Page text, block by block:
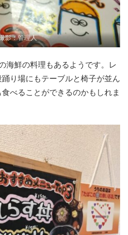
影：管理人
海鮮の料理もあるようです。レ
り場にもテーブルと椅子が並ん
べることができるのかもしれま